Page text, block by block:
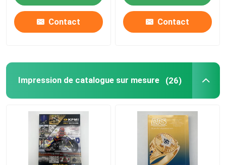
Contact Contact
Impression de catalogue sur mesure (26)